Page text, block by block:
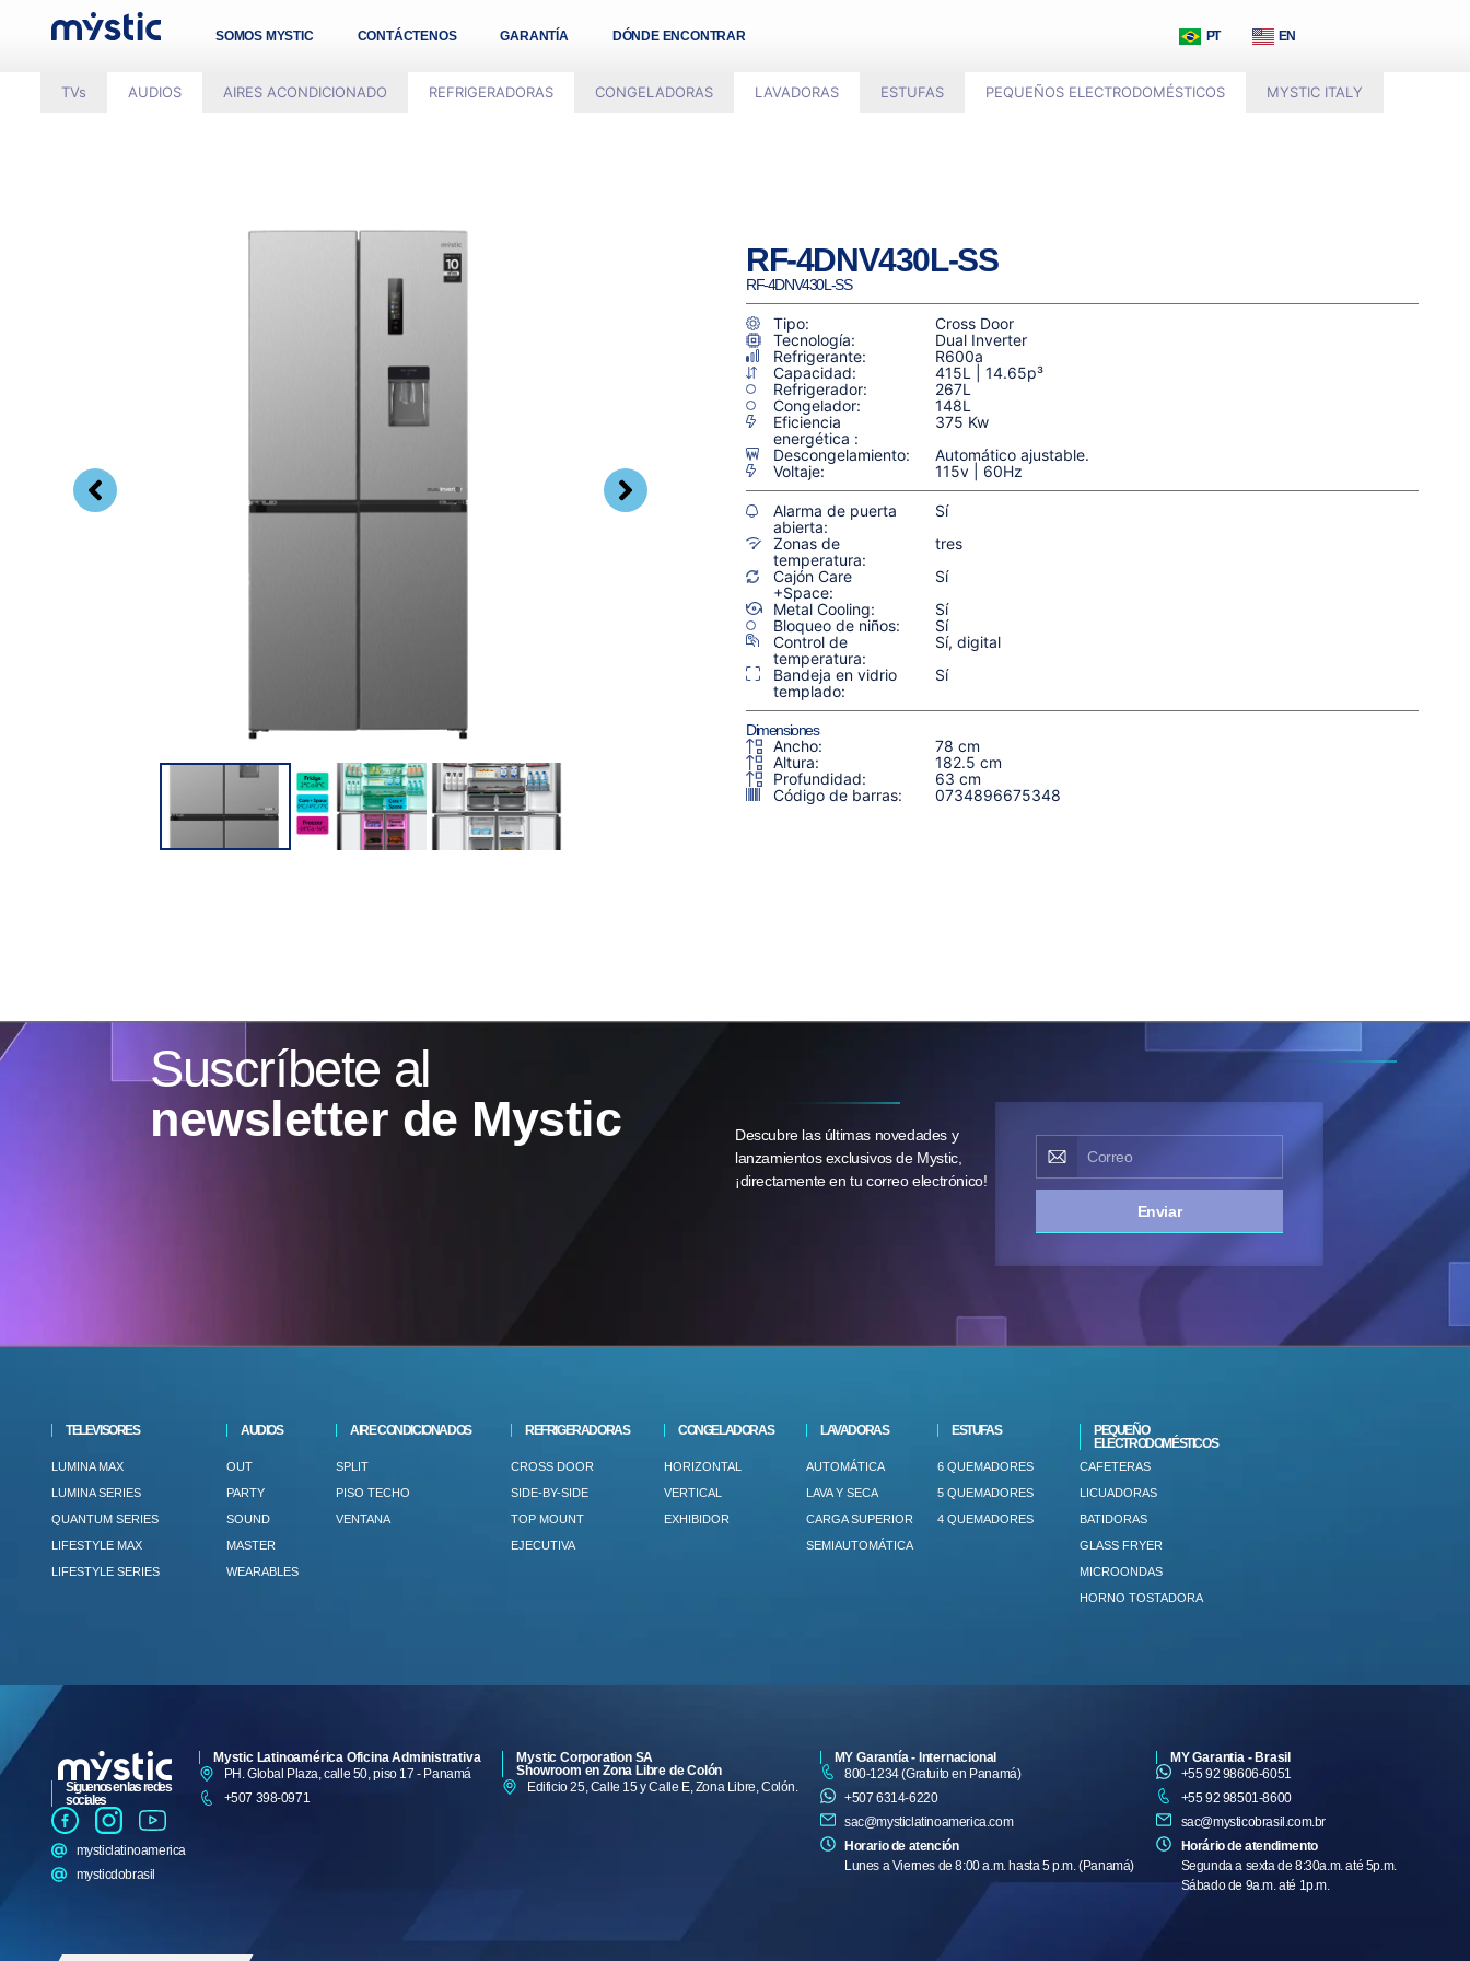
SOMOS MYSTIC CONTÁCTENOS GARANTÍA DÓNDE ENCONTRAR PT EN
TVs AUDIOS AIRES ACONDICIONADO REFRIGERADORAS CONGELADORAS LAVADORAS ESTUFAS PEQUEÑOS ELECTRODOMÉSTICOS MYSTIC ITALY
RF-4DNV430L-SS
RF-4DNV430L-SS
Tipo:
Cross Door
Tecnología:
Dual Inverter
Refrigerante:
R600a
Capacidad:
415L | 14.65p³
Refrigerador:
267L
Congelador:
148L
Eficiencia
energética :
375 Kw
Descongelamiento:
Automático ajustable.
Voltaje:
115v | 60Hz
Alarma de puerta
abierta:
Sí
Zonas de
temperatura:
tres
Cajón Care
+Space:
Sí
Metal Cooling:
Sí
Bloqueo de niños:
Sí
Control de
temperatura:
Sí, digital
Bandeja en vidrio
templado:
Sí
Dimensiones
Ancho:
78 cm
Altura:
182.5 cm
Profundidad:
63 cm
Código de barras:
0734896675348
Suscríbete al
newsletter de Mystic
Descubre las últimas novedades y
lanzamientos exclusivos de Mystic,
¡directamente en tu correo electrónico!
Enviar
TELEVISORES
LUMINA MAX
LUMINA SERIES
QUANTUM SERIES
LIFESTYLE MAX
LIFESTYLE SERIES
AUDIOS
OUT
PARTY
SOUND
MASTER
WEARABLES
AIRE CONDICIONADOS
SPLIT
PISO TECHO
VENTANA
REFRIGERADORAS
CROSS DOOR
SIDE-BY-SIDE
TOP MOUNT
EJECUTIVA
CONGELADORAS
HORIZONTAL
VERTICAL
EXHIBIDOR
LAVADORAS
AUTOMÁTICA
LAVA Y SECA
CARGA SUPERIOR
SEMIAUTOMÁTICA
ESTUFAS
6 QUEMADORES
5 QUEMADORES
4 QUEMADORES
PEQUEÑO
ELECTRODOMÉSTICOS
CAFETERAS
LICUADORAS
BATIDORAS
GLASS FRYER
MICROONDAS
HORNO TOSTADORA
Siguenos en las redes
sociales
mysticlatinoamerica
mysticdobrasil
Mystic Latinoamérica Oficina Administrativa
PH. Global Plaza, calle 50, piso 17 - Panamá
+507 398-0971
Mystic Corporation SA
Showroom en Zona Libre de Colón
Edificio 25, Calle 15 y Calle E, Zona Libre, Colón.
MY Garantía - Internacional
800-1234 (Gratuito en Panamá)
+507 6314-6220
sac@mysticlatinoamerica.com
Horario de atención
Lunes a Viernes de 8:00 a.m. hasta 5 p.m. (Panamá)
MY Garantia - Brasil
+55 92 98606-6051
+55 92 98501-8600
sac@mysticobrasil.com.br
Horário de atendimento
Segunda a sexta de 8:30a.m. até 5p.m.
Sábado de 9a.m. até 1p.m.